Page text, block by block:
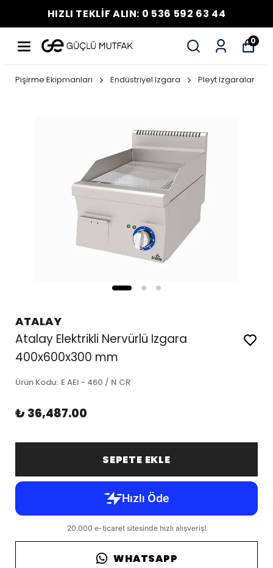
HIZLI TEKLİF ALIN: 0 536 592 63 44
0
Pişirme Ekipmanları Endüstriyel Izgara Pleyt Izgaralar
ATALAY
Atalay Elektrikli Nervürlü Izgara
400x600x300 mm
Ürün Kodu: E AEI - 460 / N CR
₺ 36,487.00
SEPETE EKLE
WHATSAPP